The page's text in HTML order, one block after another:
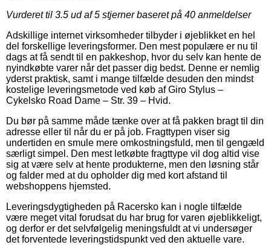
Vurderet til 3.5 ud af 5 stjerner baseret på 40 anmeldelser
Adskillige internet virksomheder tilbyder i øjeblikket en hel
del forskellige leveringsformer. Den mest populære er nu til
dags at få sendt til en pakkeshop, hvor du selv kan hente de
nyindkøbte varer når det passer dig bedst. Denne er nemlig
yderst praktisk, samt i mange tilfælde desuden den mindst
kostelige leveringsmetode ved køb af Giro Stylus –
Cykelsko Road Dame – Str. 39 – Hvid.
Du bør på samme måde tænke over at få pakken bragt til din
adresse eller til når du er på job. Fragttypen viser sig
undertiden en smule mere omkostningsfuld, men til gengæld
særligt simpel. Den mest letkøbte fragttype vil dog altid vise
sig at være selv at hente produkterne, men den løsning står
og falder med at du opholder dig med kort afstand til
webshoppens hjemsted.
Leveringsdygtigheden på Racersko kan i nogle tilfælde
være meget vital forudsat du har brug for varen øjeblikkeligt,
og derfor er det selvfølgelig meningsfuldt at vi undersøger
det forventede leveringstidspunkt ved den aktuelle vare.